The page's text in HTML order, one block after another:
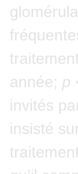
année; p
invités
insisté